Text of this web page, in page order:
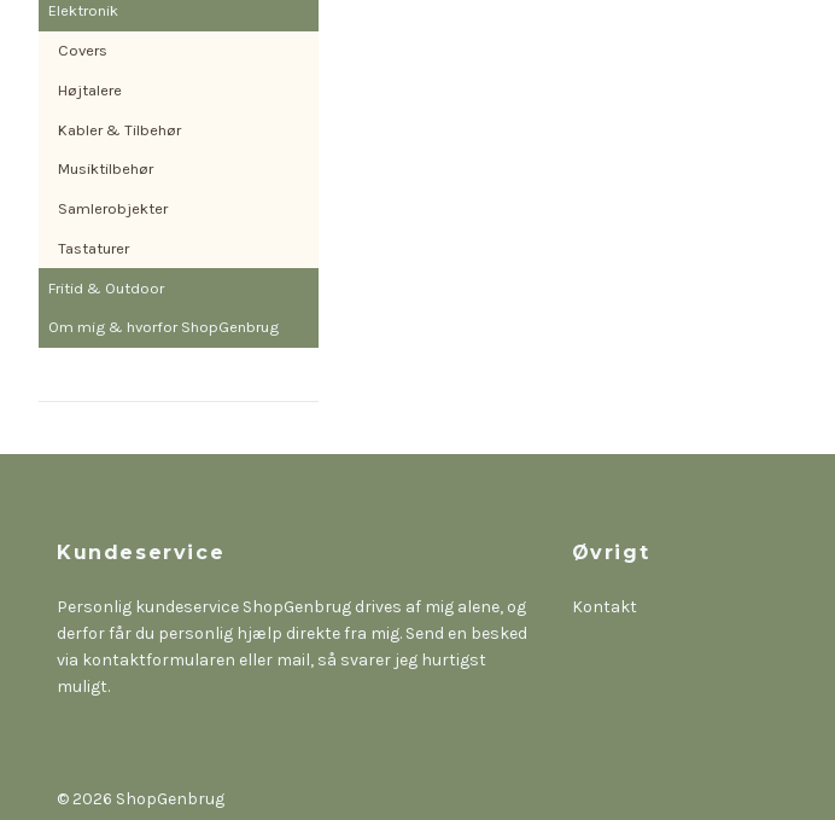
Elektronik
Covers
Højtalere
Kabler & Tilbehør
Musiktilbehør
Samlerobjekter
Tastaturer
Fritid & Outdoor
Om mig & hvorfor ShopGenbrug
Kundeservice
Personlig kundeservice ShopGenbrug drives af mig alene, og
derfor får du personlig hjælp direkte fra mig. Send en besked
via kontaktformularen eller mail, så svarer jeg hurtigst
muligt.
Øvrigt
Kontakt
© 2026 ShopGenbrug